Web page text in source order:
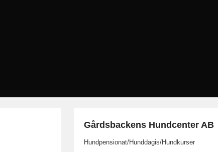
Gårdsbackens Hundcenter AB
Hundpensionat/Hunddagis/Hundkurser